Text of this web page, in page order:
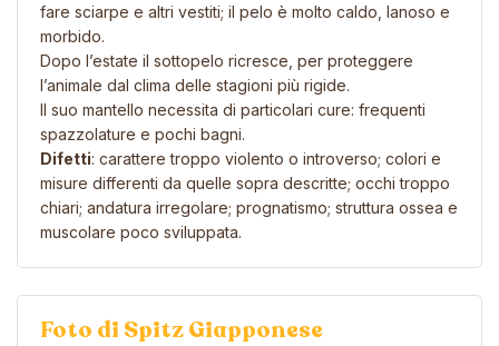
fare sciarpe e altri vestiti; il pelo è molto caldo, lanoso e
morbido.
Dopo l’estate il sottopelo ricresce, per proteggere
l’animale dal clima delle stagioni più rigide.
Il suo mantello necessita di particolari cure: frequenti
spazzolature e pochi bagni.
Difetti: carattere troppo violento o introverso; colori e
misure differenti da quelle sopra descritte; occhi troppo
chiari; andatura irregolare; prognatismo; struttura ossea e
muscolare poco sviluppata.
Foto di Spitz Giapponese